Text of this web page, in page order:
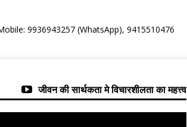
9936943257 (WhatsApp), 9415510476
जीवन की सार्थकता मे विचारशीलता का महत्त्व